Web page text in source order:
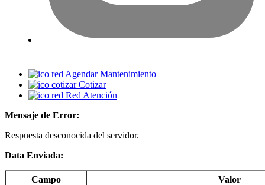
Agendar Mantenimiento
Cotizar
Red Atención
Mensaje de Error:
Respuesta desconocida del servidor.
Data Enviada:
Campo
Valor